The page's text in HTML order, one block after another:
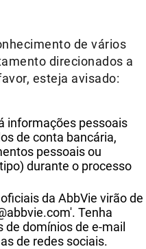
de vários
direcionados a
esteja avisado:
informações pessoais
de conta bancária,
pessoais ou
durante o processo
da AbbVie virão de
Tenha
domínios de e-mail
de redes sociais.